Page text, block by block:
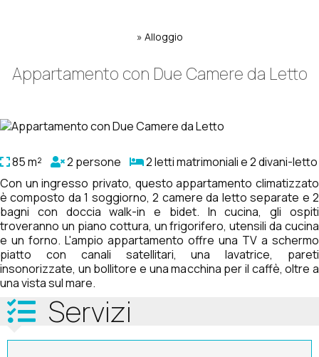
» Alloggio
Appartamento con Due Camere da Letto
85 m² 2 persone
2 letti matrimoniali e 2 divani-letto
Con un ingresso privato, questo appartamento climatizzato
è composto da 1 soggiorno, 2 camere da letto separate e 2
bagni con doccia walk-in e bidet. In cucina, gli ospiti
troveranno un piano cottura, un frigorifero, utensili da cucina
e un forno. L'ampio appartamento offre una TV a schermo
piatto con canali satellitari, una lavatrice, pareti
insonorizzate, un bollitore e una macchina per il caffè, oltre a
una vista sul mare.
Servizi